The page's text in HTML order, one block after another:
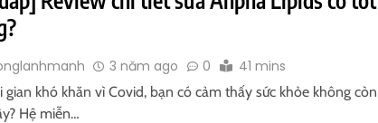
3 năm ago 0 41 mins
gian khó khăn vì Covid, bạn có cảm thấy sức khỏe không
Hệ miễn…